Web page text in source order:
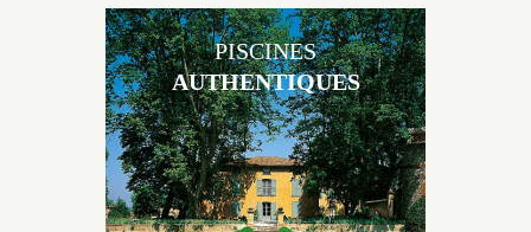
Les piscines en béton authentiques Jacques Brens se
démarquent par la noblesse des matériaux
utilisés pour garder un aspect ancien, retrouver une
PISCINES
AUTHENTIQUES